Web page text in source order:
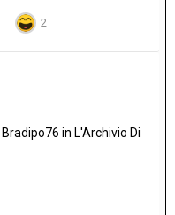
2
Bradipo76 in L'Archivio Di